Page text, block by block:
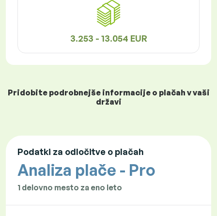
3.253 - 13.054 EUR
Pridobite podrobnejše informacije o plačah v vaši
državi
Podatki za odločitve o plačah
Analiza plače - Pro
1 delovno mesto za eno leto